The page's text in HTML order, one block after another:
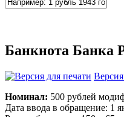
Банкнота Банка
Номинал: 500 рублей
Дата ввода в обращение: 1